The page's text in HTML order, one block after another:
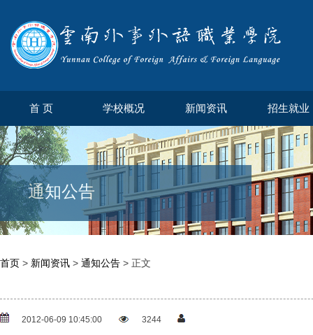
首 页 学校概况 新闻资讯 招生就业
通知公告
首页 > 新闻资讯 > 通知公告 > 正文
2012-06-09 10:45:00 3244